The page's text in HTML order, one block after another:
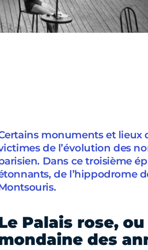
monuments et lieux
de l’évolution des
Dans ce troisième
de l’hippodrome
Palais rose,
des